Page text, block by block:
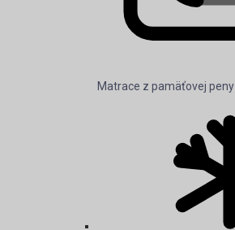
Matrace z pamäťovej peny